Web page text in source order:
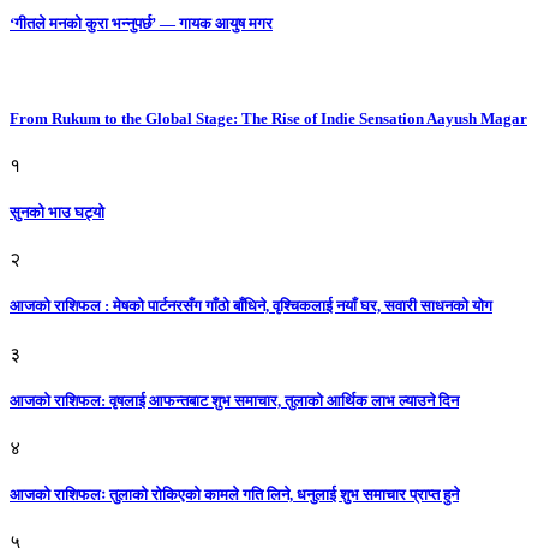
‘गीतले मनको कुरा भन्नुपर्छ’ — गायक आयुष मगर
From Rukum to the Global Stage: The Rise of Indie Sensation Aayush Magar
१
सुनको भाउ घट्याे
२
आजको राशिफल : मेषको पार्टनरसँग गाँठो बाँधिने, वृश्चिकलाई नयाँ घर, सवारी साधनकाे याेग
३
आजकाे राशिफल: वृषलाई आफन्तबाट शुभ समाचार, तुलाकाे आर्थिक लाभ ल्याउने दिन
४
आजको राशिफलः तुलाकाे रोकिएको कामले गति लिने, धनुलाई शुभ समाचार प्राप्त हुने
५